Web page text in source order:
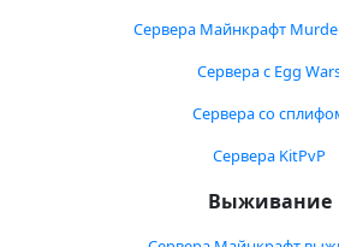
Сервера Майнкрафт
Сервера с Egg
Сервера со
Сервера KitPvP
Выживание